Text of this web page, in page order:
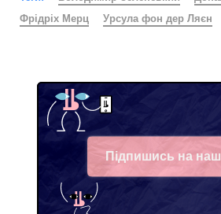
Фрідріх Мерц
Урсула фон дер Ляєн
Підпишись на наш
Telegram